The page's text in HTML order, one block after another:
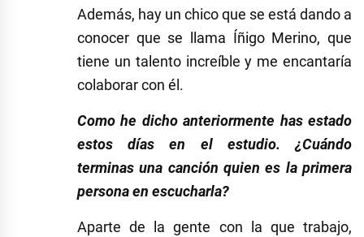
Además, hay un chico que se está dando a
conocer que se llama Íñigo Merino, que
tiene un talento increíble y me encantaría
colaborar con él.
Como he dicho anteriormente has estado
estos días en el estudio. ¿Cuándo
terminas una canción quien es la primera
persona en escucharla?
Aparte de la gente con la que trabajo,